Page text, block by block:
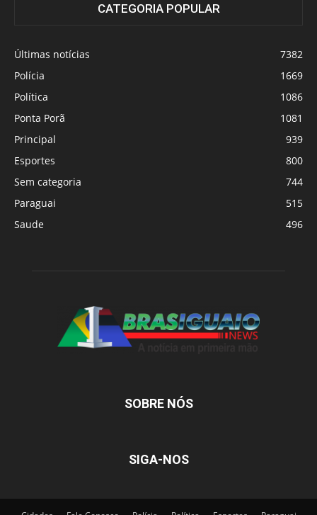
CATEGORIA POPULAR
Últimas notícias
7382
Polícia
1669
Política
1086
Ponta Porã
1081
Principal
939
Esportes
800
Sem categoria
744
Paraguai
515
Saude
496
SOBRE NÓS
SIGA-NOS